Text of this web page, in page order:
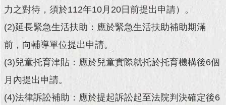
臺
北
活
動
題
力之對待，須於112年10月20日前提出申請）。
(2)延長緊急生活扶助：應於緊急生活扶助補助期滿
前，向輔導單位提出申請。
(3)兒童托育津貼：應於兒童實際就托於托育機構後6個
月內提出申請。
(4)法律訴訟補助：應於提起訴訟起至法院判決確定後6